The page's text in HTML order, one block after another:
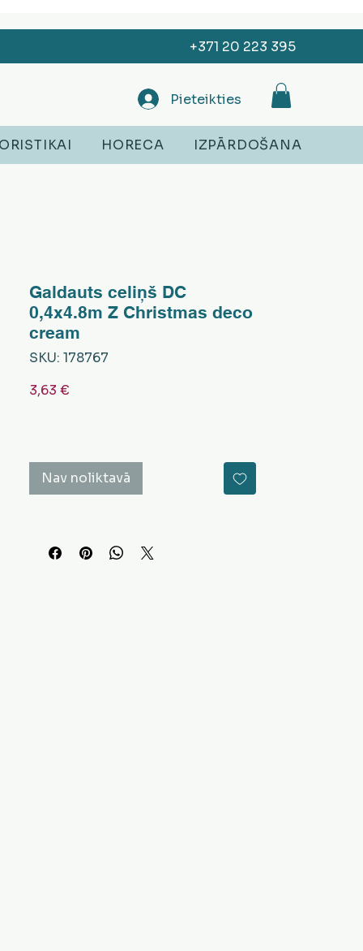
+371 20 223 395
Pieteikties
HORECA IZPĀRDOŠANA
Galdauts celiņš DC
0,4x4.8m Z Christmas deco
cream
SKU: 178767
3,63 €
Nav noliktavā